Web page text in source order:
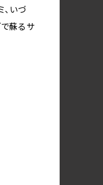
、いづ
蘇るサ